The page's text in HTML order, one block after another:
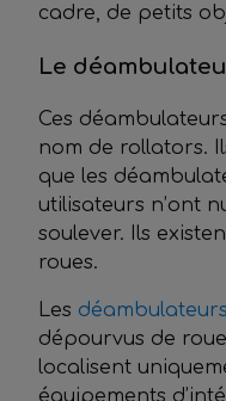
cadre, de petits
Le
Ces
nom de rollators.
que les
utilisateurs n’ont
soulever. Ils
roues.
Les
dépourvus de
localisent